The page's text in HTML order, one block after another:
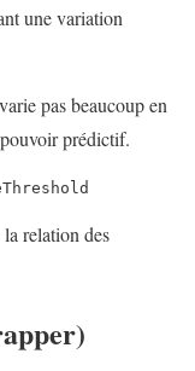
une variation
pas beaucoup en
prédictif.
relation des